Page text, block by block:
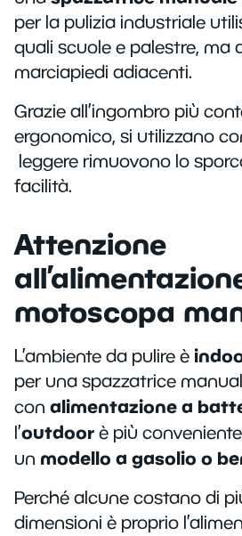
per la pulizia industriale
quali scuole e palestre, ma
marciapiedi adiacenti.
Grazie all’ingombro più
ergonomico, si utilizzano
leggere rimuovono lo
facilità.
Attenzione
motoscopa
L’ambiente da pulire è
per una spazzatrice
con alimentazione a
l’outdoor è più
un modello a gasolio o
Perché alcune costano di
dimensioni è proprio